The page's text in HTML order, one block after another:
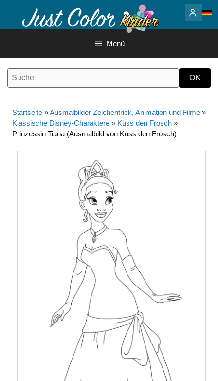
Inhalt
Menü
Startseite »Ausmalbilder Zeichentrick, Animation und Filme »
Klassische Disney-Charaktere » Küss den Frosch »
Prinzessin Tiana (Ausmalbild von Küss den Frosch)